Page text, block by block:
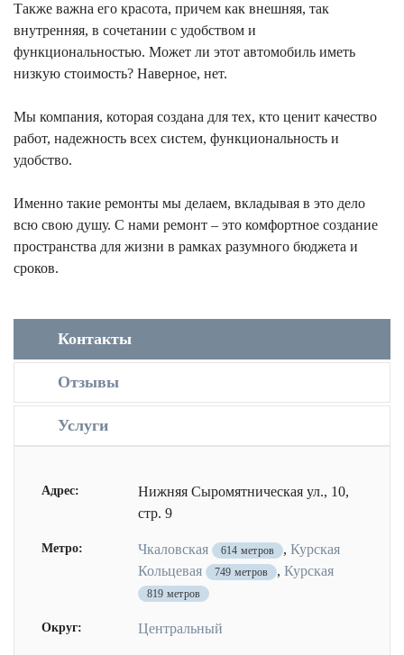
Также важна его красота, причем как внешняя, так
внутренняя, в сочетании с удобством и
функциональностью. Может ли этот автомобиль иметь
низкую стоимость? Наверное, нет.
Мы компания, которая создана для тех, кто ценит качество
работ, надежность всех систем, функциональность и
удобство.
Именно такие ремонты мы делаем, вкладывая в это дело
всю свою душу. С нами ремонт – это комфортное создание
пространства для жизни в рамках разумного бюджета и
сроков.
Контакты
Отзывы
Услуги
Адрес:
Нижняя Сыромятническая ул., 10,
стр. 9
Метро: Чкаловская 614 метров ,Курская
Кольцевая
749 метров ,Курская
819 метров
Округ: Центральный